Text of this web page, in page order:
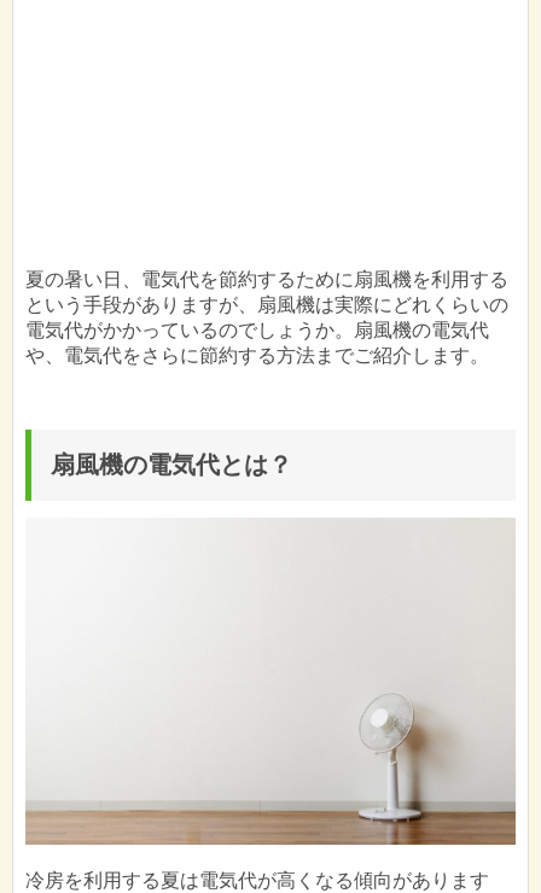
夏の暑い日、電気代を節約するために扇風機を利用する
という手段がありますが、扇風機は実際にどれくらいの
電気代がかかっているのでしょうか。扇風機の電気代
や、電気代をさらに節約する方法までご紹介します。
扇風機の電気代とは？
冷房を利用する夏は電気代が高くなる傾向があります